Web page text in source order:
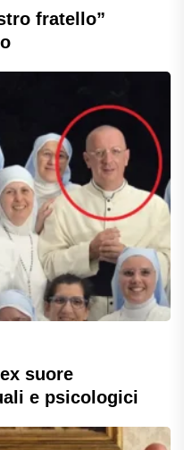
fratello”
suore
e psicologici